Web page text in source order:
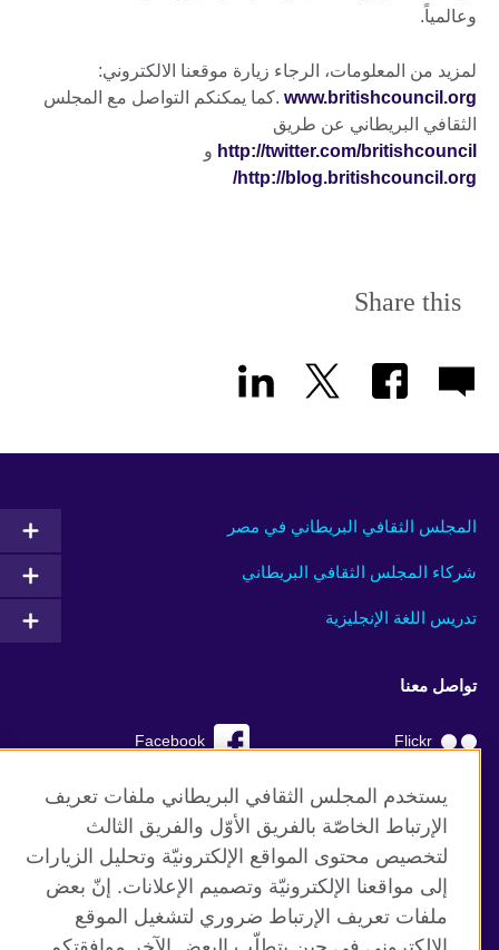
وعالمياً.
لمزيد من المعلومات، الرجاء زيارة موقعنا الالكتروني:
www.britishcouncil.org .كما يمكنكم التواصل مع المجلس
الثقافي البريطاني عن طريق
http://twitter.com/britishcouncil و
http://blog.britishcouncil.org/
Share this
المجلس الثقافي البريطاني في مصر
شركاء المجلس الثقافي البريطاني
تدريس اللغة الإنجليزية
تواصل معنا
Facebook Flickr
YouTube RSS
TikTok
يستخدم المجلس الثقافي البريطاني ملفات تعريف
الإرتباط الخاصّة بالفريق الأوّل والفريق الثالث
لتخصيص محتوى المواقع الإلكترونيّة وتحليل الزيارات
إلى مواقعنا الإلكترونيّة وتصميم الإعلانات. إنّ بعض
ملفات تعريف الإرتباط ضروري لتشغيل الموقع